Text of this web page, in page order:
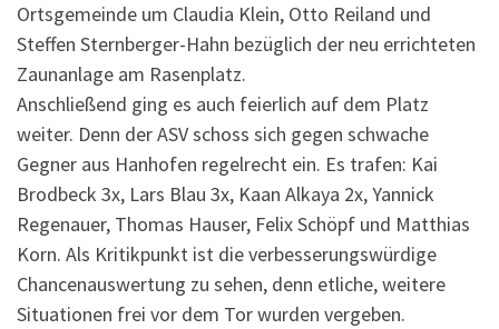
Ortsgemeinde um Claudia Klein, Otto Reiland und
Steffen Sternberger-Hahn bezüglich der neu errichteten
Zaunanlage am Rasenplatz.
Anschließend ging es auch feierlich auf dem Platz
weiter. Denn der ASV schoss sich gegen schwache
Gegner aus Hanhofen regelrecht ein. Es trafen: Kai
Brodbeck 3x, Lars Blau 3x, Kaan Alkaya 2x, Yannick
Regenauer, Thomas Hauser, Felix Schöpf und Matthias
Korn. Als Kritikpunkt ist die verbesserungswürdige
Chancenauswertung zu sehen, denn etliche, weitere
Situationen frei vor dem Tor wurden vergeben.